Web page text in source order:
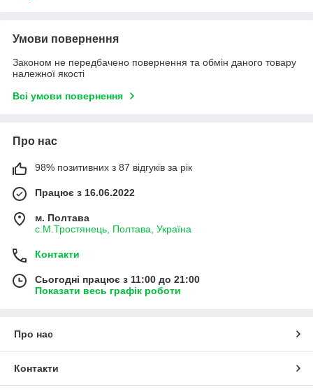
Умови повернення
Законом не передбачено повернення та обмін даного товару
належної якості
Всі умови повернення
Про нас
98% позитивних з 87 відгуків за рік
Працює з 16.06.2022
м. Полтава
с.М.Тростянець, Полтава, Україна
Контакти
Сьогодні працює з 11:00 до 21:00
Показати весь графік роботи
Про нас
Контакти